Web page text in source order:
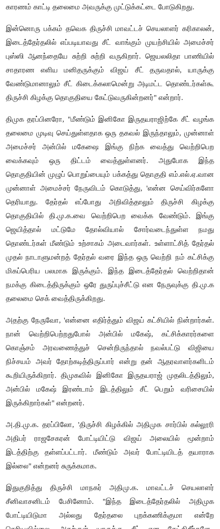
காரணம் காட்டி தலைமை அவருக்கு முட்டுக்கட்டை போடுகிறது.
இன்னொரு பக்கம் தவெக திருச்சி மாவட்டச் செயலாளர் கரிகாலன்,
இடைத்தேர்தலில் எப்படியாவது சீட் வாங்கும் முயற்சியில் அமைச்சர்
புஸ்ஸி ஆனந்தையே சுற்றி சுற்றி வருகிறார். ஜெயலலிதா பாணியில்
சாதாரண எளிய மனிதருக்கும் விஜய் சீட் தருவதால், யாருக்கு
வேண்டுமானாலும் சீட் கிடைக்கலாமென்று அடிமட்ட தொண்டர்கள்கூ
திருச்சி கிழக்கு தொகுதியை கேட்டுவருகின்றனர்" என்றார்.
திமுக தரப்பினரோ, "மீண்டும் இனிகோ இருதயராஜிற்கே சீட் வழங்க
தலைமை முடிவு செய்துள்ளதாக ஒரு தகவல் இருந்தாலும், முன்னாள்
அமைச்சர் அன்பில் மகேஷை இங்கு நிற்க வைத்து வெற்றிபெற
வைக்கவும் ஒரு திட்டம் வைத்துள்ளனர். அதுபோக இந்த
தொகுதியின் முழுப் பொறுப்பையும் பக்கத்து தொகுதி எம்.எல்.ஏ.வான
முன்னாள் அமைச்சர் நேருவிடம் கொடுத்து, 'என்ன செய்விர்களோ
தெரியாது. தேர்தல் எப்போது அறிவித்தாலும் திருச்சி கிழக்கு
தொகுதியில் தி.மு.க.வை வெற்றிபெற வைக்க வேண்டும். இங்கு
ஜெயித்தால் மட்டுமே தோல்வியால் சோர்வடைந்துள்ள நமது
தொண்டர்கள் மீண்டும் உற்சாகம் அடைவார்கள். உள்ளாட்சித் தேர்தல்
முதல் நாடாளுமன்றத் தேர்தல் வரை இந்த ஒரு வெற்றி நம் கட்சிக்கு
மிகப்பெரிய பலமாக இருக்கும். இந்த இடைத்தேர்தல் வெற்றிதான்
நமக்கு கிடைத்திருக்கும் ஒரே துருப்புச்சீட்டு என நேருவுக்கு தி.மு.க
தலைமை செக் வைத்திருக்கிறது.
அதற்கு நேருவோ, 'என்னை எதிர்த்தும் விஜய் கட்சியில் நின்றார்கள்.
நான் வெற்றிபெற்றதுபோல் அன்பில் மகேஷ், கட்சிக்காரர்களை
கொஞ்சம் அரவணைத்துச் சென்றிருந்தால் நவல்பட்டு விஜியை
நிச்சயம் அவர் தோற்கடித்திருப்பார் என்று தன் ஆதரவாளர்களிடம்
கூறியிருக்கிறார். திமுகவில் இனிகோ இருதயராஜ் முதலிடத்திலும்,
அன்பில் மகேஷ் இரண்டாம் இடத்திலும் சீட் பெறும் வரிசையில்
இருக்கிறார்கள்" என்றனர்.
அ.தி.மு.க. தரப்பிலோ, 'திருச்சி கிழக்கில் அதிமுக சார்பில் கல்லூரி
அதிபர் ராஜசேகரன் போட்டியிட்டு விஜய் அலையில் மூன்றாம்
இடத்திற்கு தள்ளப்பட்டார். மீண்டும் அவர் போட்டியிடத் தயாராக
இல்லை" என்றனர் சுருக்கமாக.
இதுகுறித்து திருச்சி மாநகர் அதிமு.க. மாவட்டச் செயலாளர்
சீனிவாசனிடம் பேசினோம். "இந்த இடைத்தேர்தலில் அதிமுக
போட்டியிடுமா அல்லது தேர்தலை புறக்கணிக்குமா என்றே